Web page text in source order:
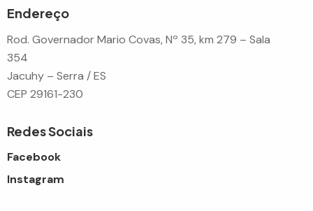
Endereço
Rod. Governador Mario Covas, Nº 35, km 279 – Sala
354
Jacuhy – Serra / ES
CEP 29161-230
Redes Sociais
Facebook
Instagram